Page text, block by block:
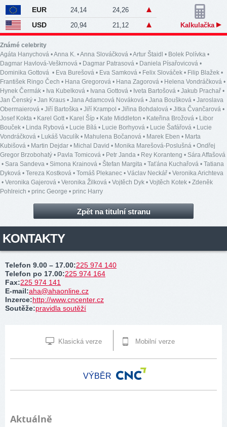
EUR 24,14 24,26
USD 20,94 21,12 Kalkulačka
Známé celebrity
Agáta Hanychová •Anna K. •Anna Slováčková •Artur Štaidl • Bolek Polívka •
Dagmar Havlová-Veškrnová • Dagmar Patrasová • Daniela Písařovicová •
Dominika Gottová • Eva Burešová • Eva Samková • Felix Slováček • Filip Blažek •
František Ringo Čech • Hana Gregorová • Hana Zagorová • Helena Vondráčková •
Hynek Čermák • Iva Kubelková • Ivana Gottová • Iveta Bartošová • Jakub Prachař •
Jan Čenský • Jan Kraus • Jana Adamcová Nováková • Jana Boušková • Jaroslava
Obermaierová • Jiří Bartoška • Jiří Krampol • Jiřina Bohdalová • Jitka Čvančarová •
Josef Kokta • Karel Gott• Karel Šíp • Kate Middleton • Kateřina Brožová • Libor
Bouček • Linda Rybová • Lucie Bílá • Lucie Borhyová • Lucie Šafářová • Lucie
Vondráčková • Lukáš Vaculík • Mahulena Bočanová • Marek Eben • Marta
Kubišová • Martin Dejdar • Michal David • Monika Marešová-Poslušná • Ondřej
Gregor Brzobohatý • Pavla Tomicová • Petr Janda • Rey Koranteng • Sára Affašová
• Sara Sandeva • Simona Krainová • Štefan Margita • Taťána Kuchařová • Tatiana
Dyková • Tereza Kostková • Tomáš Plekanec • Václav Neckář • Veronika Arichteva
• Veronika Gajerová • Veronika Žilková • Vojtěch Dyk • Vojtěch Kotek • Zdeněk
Pohlreich • princ George • princ Harry
Zpět na titulní stranu
KONTAKTY
Telefon 9.00 – 17.00:225 974 140
Telefon po 17.00:225 974 164
Fax:225 974 141
E-mail:aha@ahaonline.cz
Inzerce:http://www.cncenter.cz
Soutěže:pravidla soutěží
Klasická verze Mobilní verze
VÝBĚR
Aktuálně